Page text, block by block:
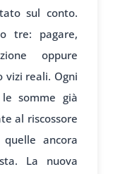
sul conto.
tre: pagare,
oppure
vizi reali. Ogni
somme già
al riscossore
ancora
La nuova